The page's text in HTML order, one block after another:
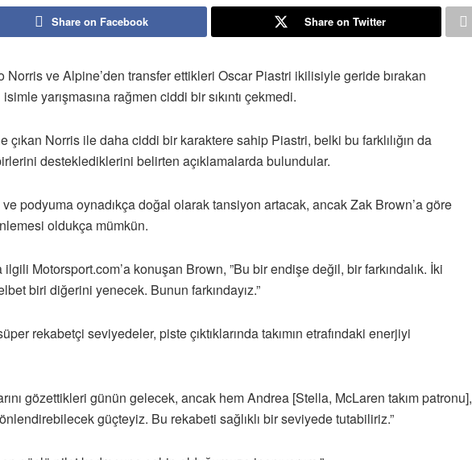
Share on Facebook Share on Twitter
ve Alpine’den transfer ettikleri Oscar Piastri ikilisiyle geride bırakan
yarışmasına rağmen ciddi bir sıkıntı çekmedi.
çıkan Norris ile daha ciddi bir karaktere sahip Piastri, belki bu farklılığın da
desteklediklerini belirten açıklamalarda bulundular.
podyuma oynadıkça doğal olarak tansiyon artacak, ancak Zak Brown’a göre
oldukça mümkün.
Motorsport.com’a konuşan Brown, ”Bu bir endişe değil, bir farkındalık. İki
biri diğerini yenecek. Bunun farkındayız.”
rekabetçi seviyedeler, piste çıktıklarında takımın etrafındaki enerjiyi
gözettikleri günün gelecek, ancak hem Andrea [Stella, McLaren takım patronu],
güçteyiz. Bu rekabeti sağlıklı bir seviyede tutabiliriz.”